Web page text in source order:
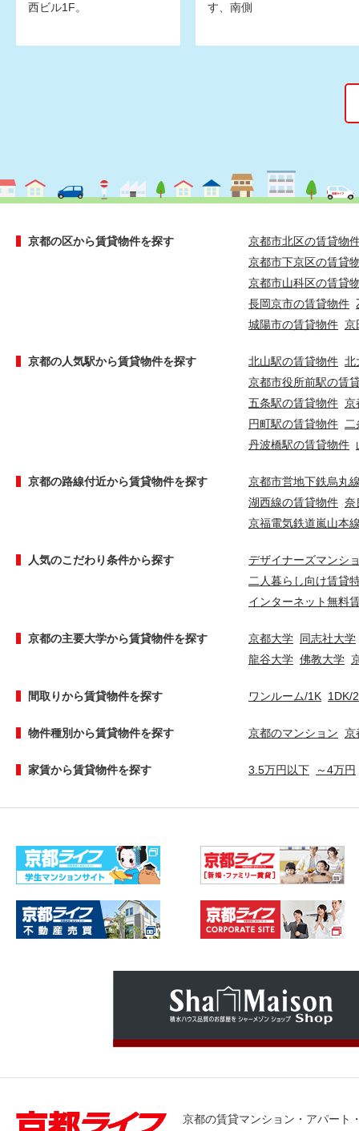
西ビル1F。
す、南側
京都の区から賃貸物件を探す
京都市北区の賃貸物
京都市下京区の賃貸
京都市山科区の賃貸
長岡京市の賃貸物件
城陽市の賃貸物件 京
京都の人気駅から賃貸物件を探す 北山駅の賃貸物件 北
京都市役所前駅の賃
五条駅の賃貸物件 京
円町駅の賃貸物件
丹波橋駅の賃貸物件
京都の路線付近から賃貸物件を探す
京都市営地下鉄烏丸
湖西線の賃貸物件 奈
京福電気鉄道嵐山本
人気のこだわり条件から探す
デザイナーズマンシ
二人暮らし向け賃貸
インターネット無料
京都の主要大学から賃貸物件を探す 京都大学 同志社大学
龍谷大学 佛教大学
間取りから賃貸物件を探す ワンルーム/1K 1DK/
物件種別から賃貸物件を探す 京都のマンション 京
家賃から賃貸物件を探す 3.5万円以下 ～4万円
京都の賃貸マンション・アパート